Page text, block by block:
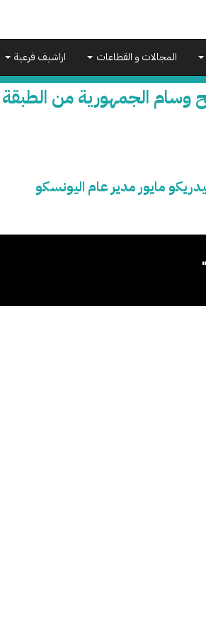
المجالات و القطاعات اراشيف فرعية
وسام الجمهورية من الطبقة
مايور مدير عام اليونسكو